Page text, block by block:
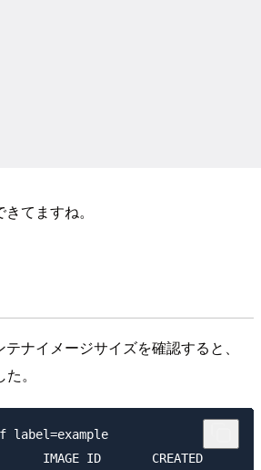
てますね。
ナイメージサイズを確認すると、
。
label=example
IMAGE ID       CREATED